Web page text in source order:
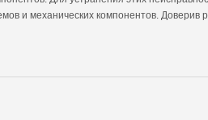
и механических компонентов. Доверив